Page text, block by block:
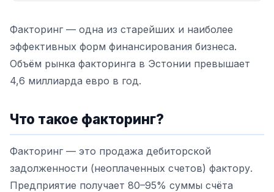
Факторинг — одна из старейших и наиболее
эффективных форм финансирования бизнеса.
Объём рынка факторинга в Эстонии превышает
4,6 миллиарда евро в год.
Что такое факторинг?
Факторинг — это продажа дебиторской
задолженности (неоплаченных счетов) фактору.
Предприятие получает 80–95% суммы счёта